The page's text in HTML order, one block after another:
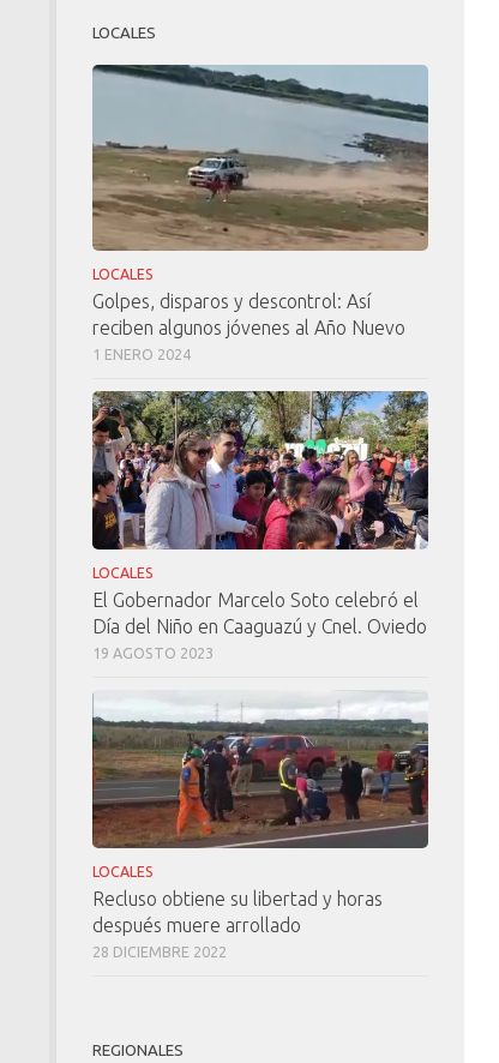
LOCALES
LOCALES
Golpes, disparos y descontrol: Así
reciben algunos jóvenes al Año Nuevo
1 ENERO 2024
LOCALES
El Gobernador Marcelo Soto celebró el
Día del Niño en Caaguazú y Cnel. Oviedo
19 AGOSTO 2023
LOCALES
Recluso obtiene su libertad y horas
después muere arrollado
28 DICIEMBRE 2022
REGIONALES